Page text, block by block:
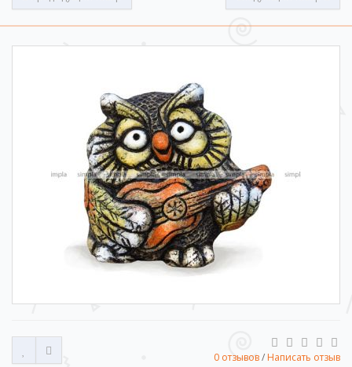
0 отзывов/ Написать отзыв